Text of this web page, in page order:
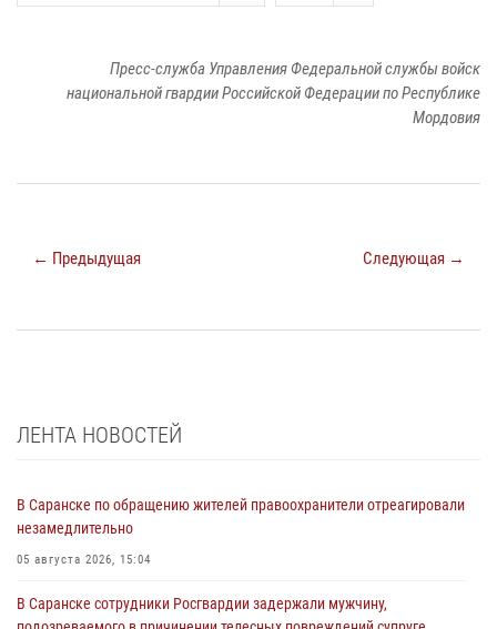
Пресс-служба Управления Федеральной службы войск
национальной гвардии Российской Федерации по Республике
Мордовия
← Предыдущая Следующая →
ЛЕНТА НОВОСТЕЙ
В Саранске по обращению жителей правоохранители отреагировали
незамедлительно
05 августа 2026, 15:04
В Саранске сотрудники Росгвардии задержали мужчину,